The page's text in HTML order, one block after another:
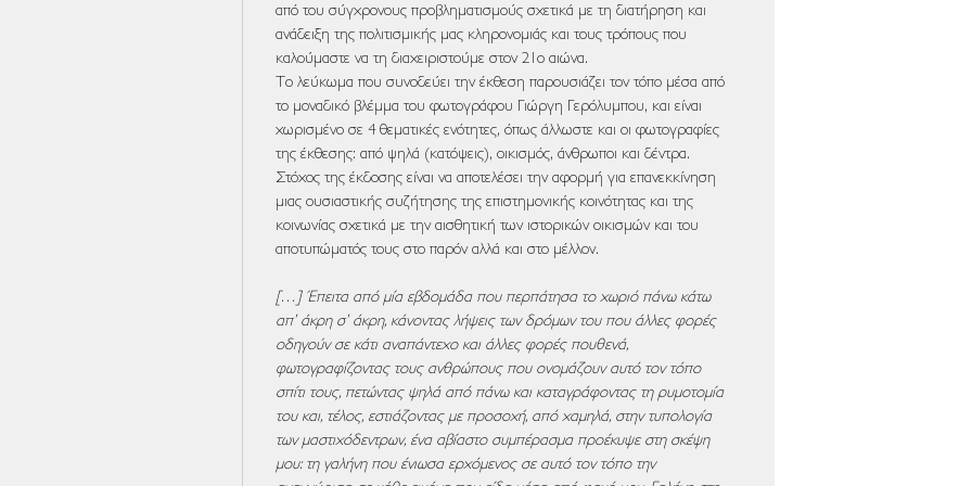
από του σύγχρονους προβληματισμούς σχετικά με τη διατήρηση και
ανάδειξη της πολιτισμικής μας κληρονομιάς και τους τρόπους που
καλούμαστε να τη διαχειριστούμε στον 21ο αιώνα.
Το λεύκωμα που συνοδεύει την έκθεση παρουσιάζει τον τόπο μέσα από
το μοναδικό βλέμμα του φωτογράφου Γιώργη Γερόλυμπου, και είναι
χωρισμένο σε 4 θεματικές ενότητες, όπως άλλωστε και οι φωτογραφίες
της έκθεσης: από ψηλά (κατόψεις), οικισμός, άνθρωποι και δέντρα.
Στόχος της έκδοσης είναι να αποτελέσει την αφορμή για επανεκκίνηση
μιας ουσιαστικής συζήτησης της επιστημονικής κοινότητας και της
κοινωνίας σχετικά με την αισθητική των ιστορικών οικισμών και του
αποτυπώματός τους στο παρόν αλλά και στο μέλλον.
[…] Έπειτα από μία εβδομάδα που περπάτησα το χωριό πάνω κάτω
απ’ άκρη σ’ άκρη, κάνοντας λήψεις των δρόμων του που άλλες φορές
οδηγούν σε κάτι αναπάντεχο και άλλες φορές πουθενά,
φωτογραφίζοντας τους ανθρώπους που ονομάζουν αυτό τον τόπο
σπίτι τους, πετώντας ψηλά από πάνω και καταγράφοντας τη ρυμοτομία
του και, τέλος, εστιάζοντας με προσοχή, από χαμηλά, στην τυπολογία
των μαστιχόδεντρων, ένα αβίαστο συμπέρασμα προέκυψε στη σκέψη
μου: τη γαλήνη που ένιωσα ερχόμενος σε αυτό τον τόπο την